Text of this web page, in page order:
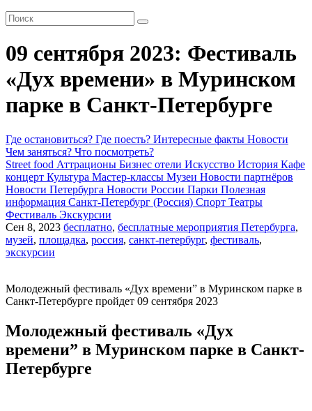
09 сентября 2023: Фестиваль
«Дух времени» в Муринском
парке в Санкт-Петербурге
Где остановиться? Где поесть? Интересные факты Новости
Чем заняться? Что посмотреть?
Street food Аттрационы Бизнес отели Искусство История Кафе
концерт Культура Мастер-классы Музеи Новости партнёров
Новости Петербурга Новости России Парки Полезная
информация Санкт-Петербург (Россия) Спорт Театры
Фестиваль Экскурсии
Сен 8, 2023 бесплатно, бесплатные мероприятия Петербурга,
музей, площадка, россия, санкт-петербург, фестиваль,
экскурсии
Молодежный фестиваль «Дух времени” в Муринском парке в
Санкт-Петербурге пройдет 09 сентября 2023
Молодежный фестиваль «Дух
времени” в Муринском парке в Санкт-
Петербурге